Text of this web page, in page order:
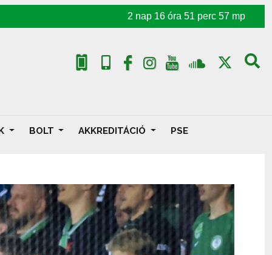
2 nap 16 óra 51 perc 55 mp
BOLT AKKREDITÁCIÓ PSE